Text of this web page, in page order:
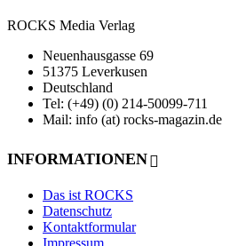
ROCKS Media Verlag
Neuenhausgasse 69
51375 Leverkusen
Deutschland
Tel: (+49) (0) 214-50099-711
Mail: info (at) rocks-magazin.de
INFORMATIONEN
Das ist ROCKS
Datenschutz
Kontaktformular
Impressum